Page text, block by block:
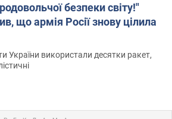
безпеки світу!"
що армія Росії знову цілила
України використали десятки ракет,